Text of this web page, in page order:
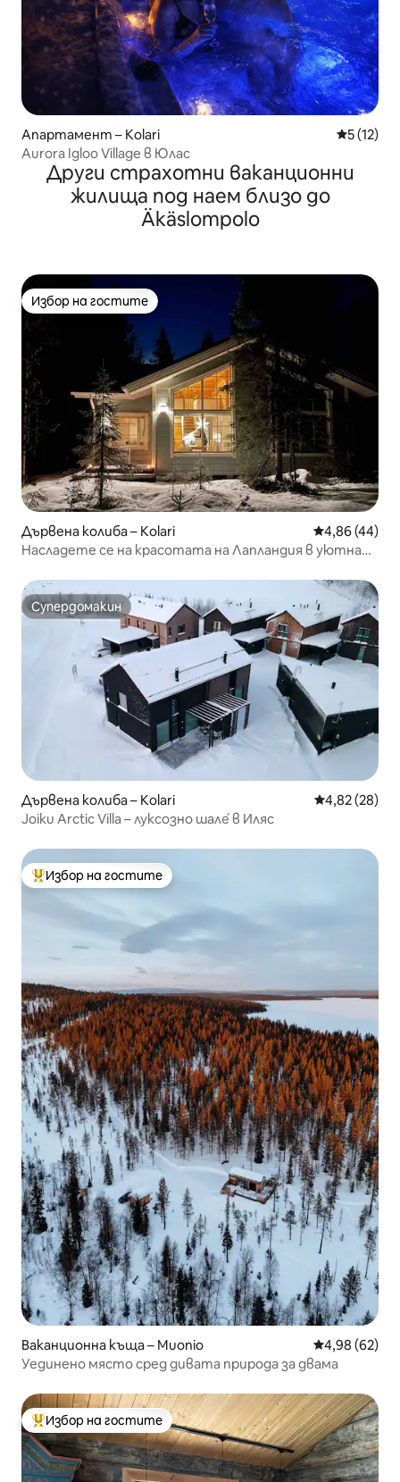
Апартамент – Kolari Средна
5 (12)
Aurora Igloo Village в Юлас
Други страхотни ваканционни
жилища под наем близо до
Äkäslompolo
Избор на гостите
Избор на гостите
Дървена колиба – Kolari Средна
4,86 (44)
Насладете се на красотата на Лапландия в уютна
Супердомакин
Супердомакин
Дървена колиба – Kolari Средна
4,82 (28)
Joiku Arctic Villa – луксозно шале́ в Иляс
Най-популярен избор на гостите
Избор на гостите
Ваканционна къща – Muonio Средна
4,98 (62)
Уединено място сред дивата природа за двама
Най-популярен избор на гостите
Избор на гостите